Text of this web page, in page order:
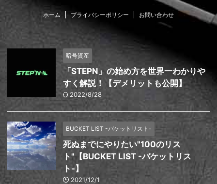
ホーム プライバシーポリシー お問い合わせ
暗号資産
「STEPN」の始め方を世界一わかりや
すく解説！【デメリットも公開】
2022/8/28
BUCKET LIST -バケットリスト-
死ぬまでにやりたい"100のリス
ト"【BUCKET LIST -バケットリス
ト-】
2021/12/1